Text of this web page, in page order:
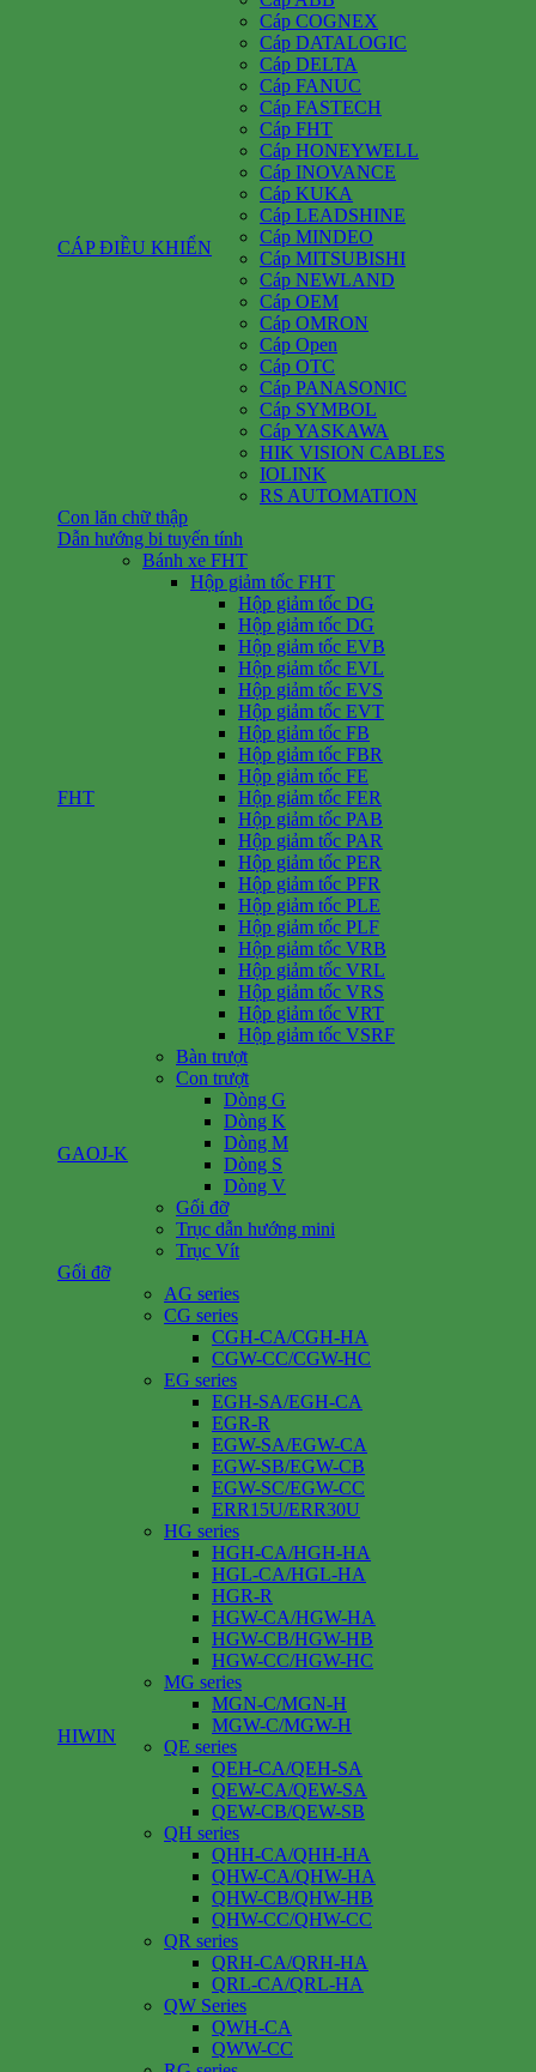
CÁP ĐIỀU KHIỂN
Cáp COGNEX
Cáp DATALOGIC
Cáp DELTA
Cáp FANUC
Cáp FASTECH
Cáp FHT
Cáp HONEYWELL
Cáp INOVANCE
Cáp KUKA
Cáp LEADSHINE
Cáp MINDEO
Cáp MITSUBISHI
Cáp NEWLAND
Cáp OEM
Cáp OMRON
Cáp Open
Cáp OTC
Cáp PANASONIC
Cáp SYMBOL
Cáp YASKAWA
HIK VISION CABLES
IOLINK
RS AUTOMATION
Con lăn chữ thập
Dẫn hướng bi tuyến tính
FHT
Bánh xe FHT
Hộp giảm tốc FHT
Hộp giảm tốc DG
Hộp giảm tốc DG
Hộp giảm tốc EVB
Hộp giảm tốc EVL
Hộp giảm tốc EVS
Hộp giảm tốc EVT
Hộp giảm tốc FB
Hộp giảm tốc FBR
Hộp giảm tốc FE
Hộp giảm tốc FER
Hộp giảm tốc PAB
Hộp giảm tốc PAR
Hộp giảm tốc PER
Hộp giảm tốc PFR
Hộp giảm tốc PLE
Hộp giảm tốc PLF
Hộp giảm tốc VRB
Hộp giảm tốc VRL
Hộp giảm tốc VRS
Hộp giảm tốc VRT
Hộp giảm tốc VSRF
GAOJ-K
Bàn trượt
Con trượt
Dòng G
Dòng K
Dòng M
Dòng S
Dòng V
Gối đỡ
Trục dẫn hướng mini
Trục Vít
Gối đỡ
HIWIN
AG series
CG series
CGH-CA/CGH-HA
CGW-CC/CGW-HC
EG series
EGH-SA/EGH-CA
EGR-R
EGW-SA/EGW-CA
EGW-SB/EGW-CB
EGW-SC/EGW-CC
ERR15U/ERR30U
HG series
HGH-CA/HGH-HA
HGL-CA/HGL-HA
HGR-R
HGW-CA/HGW-HA
HGW-CB/HGW-HB
HGW-CC/HGW-HC
MG series
MGN-C/MGN-H
MGW-C/MGW-H
QE series
QEH-CA/QEH-SA
QEW-CA/QEW-SA
QEW-CB/QEW-SB
QH series
QHH-CA/QHH-HA
QHW-CA/QHW-HA
QHW-CB/QHW-HB
QHW-CC/QHW-CC
QR series
QRH-CA/QRH-HA
QRL-CA/QRL-HA
QW Series
QWH-CA
QWW-CC